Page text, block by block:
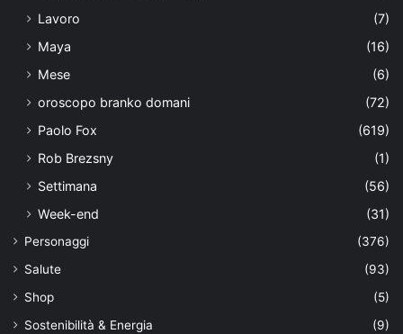
Lavoro
(7)
Maya
(16)
Mese
(6)
oroscopo branko domani
(72)
Paolo Fox
(619)
Rob Brezsny
(1)
Settimana
(56)
Week-end
(31)
Personaggi
(376)
Salute
(93)
Shop
(5)
Sostenibilità & Energia
(9)